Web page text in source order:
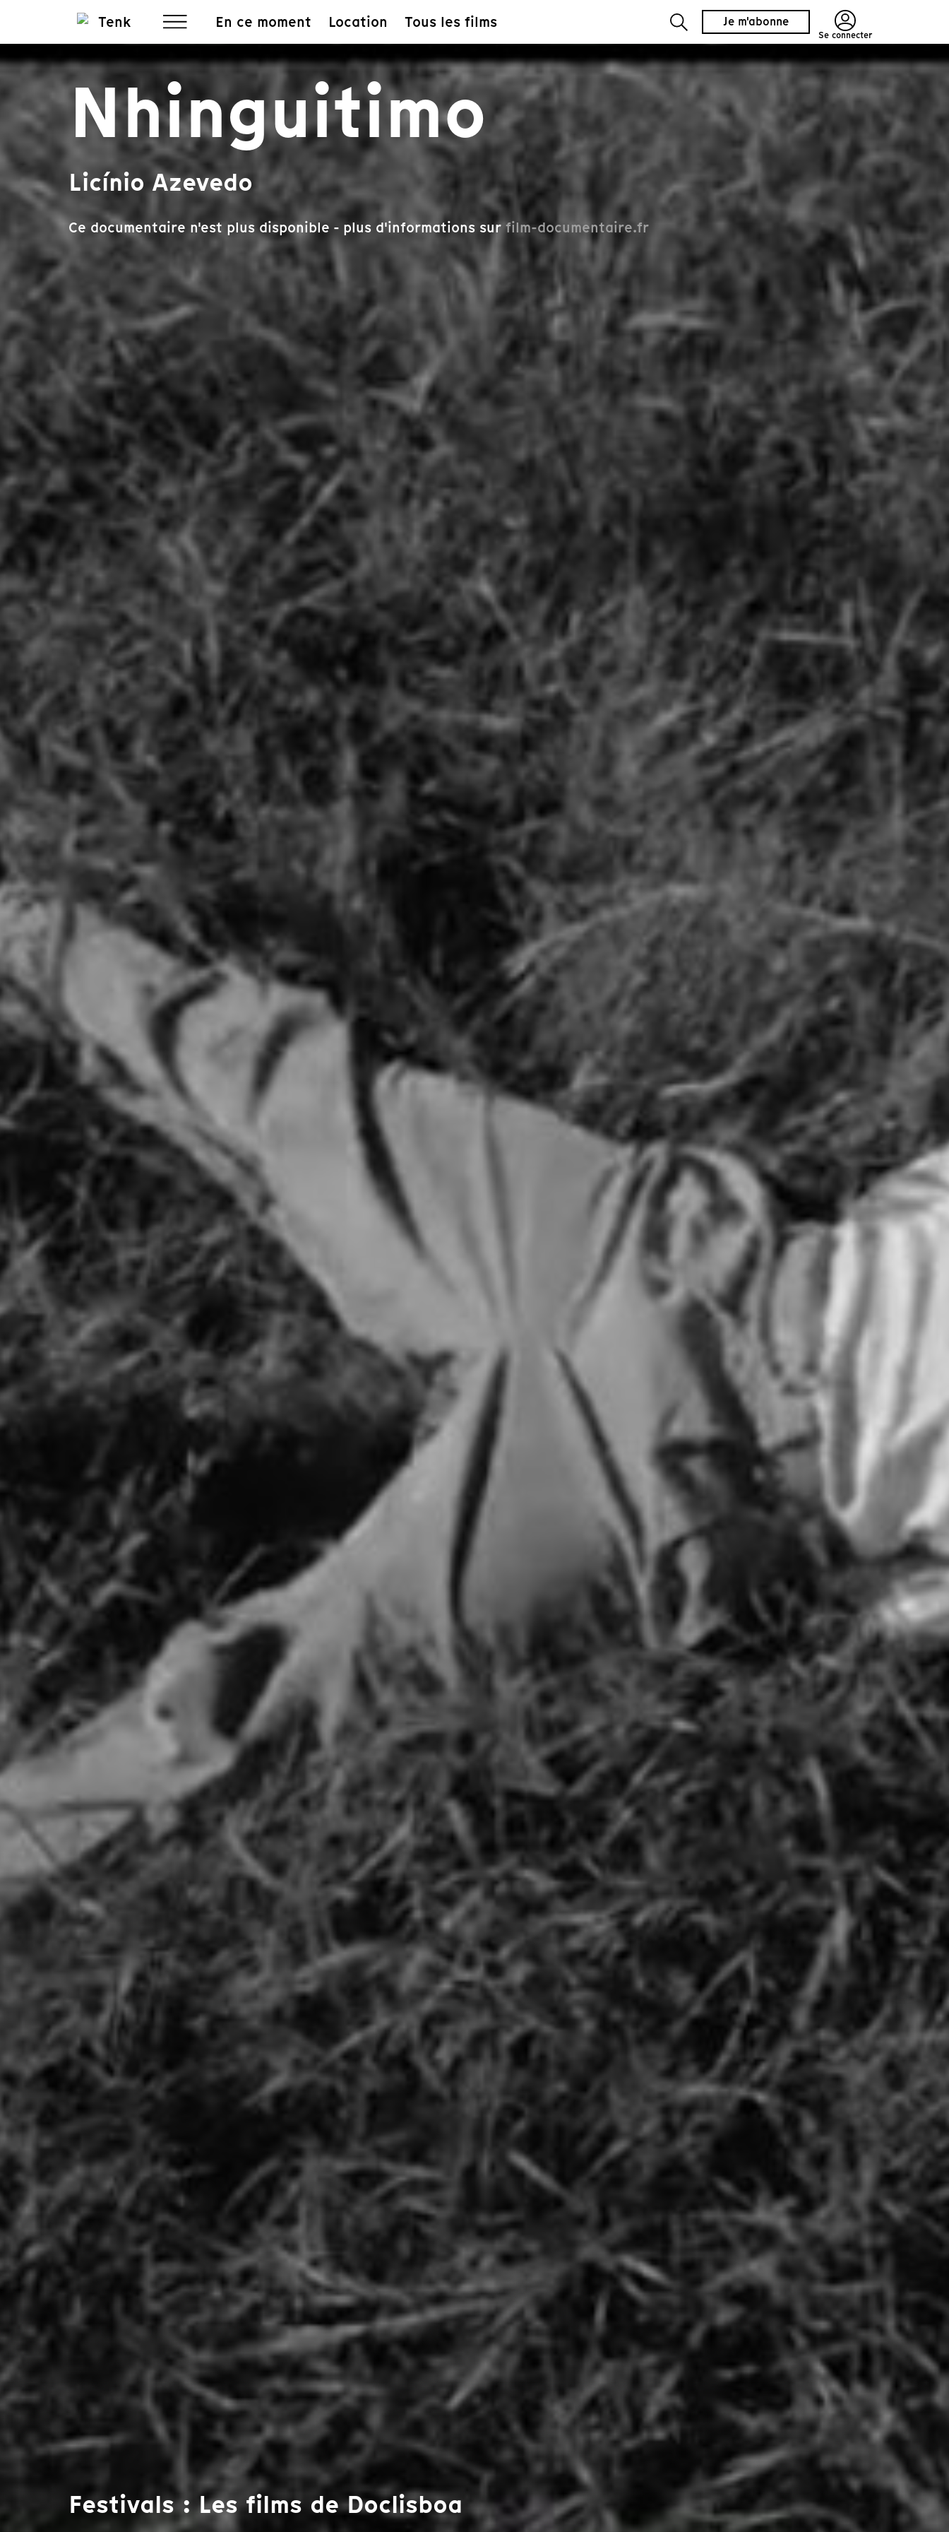
En ce moment Location Tous les films Je m'abonne
Se connecter
Nhinguitimo
Licínio Azevedo
Ce documentaire n'est plus disponible - plus d'informations sur film-documentaire.fr
Festivals : Les films de Doclisboa